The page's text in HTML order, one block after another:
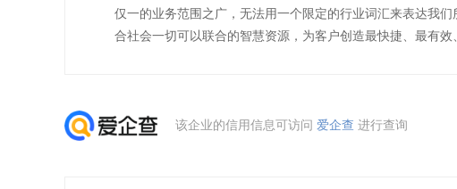
仅一的业务范围之广，无法用一个限定的行业词汇来表达我
合社会一切可以联合的智慧资源，为客户创造最快捷、最有效
该企业的信用信息可访问 爱企查 进行查询